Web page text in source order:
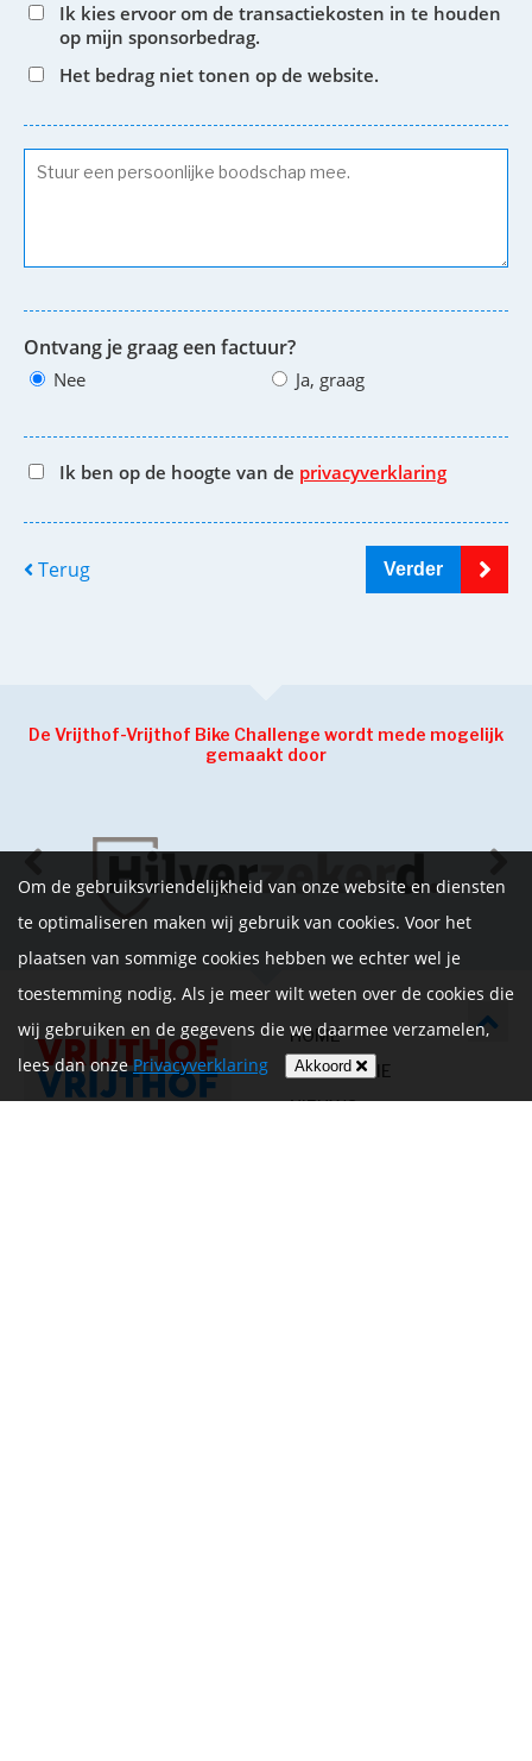
Ik kies ervoor om de transactiekosten in te houden
op mijn sponsorbedrag.
Het bedrag niet tonen op de website.
Ontvang je graag een factuur?
Nee Ja, graag
Ik ben op de hoogte van de privacyverklaring
Terug Verder
De Vrijthof-Vrijthof Bike Challenge wordt mede mogelijk
gemaakt door
HOME
INFORMATIE
NIEUWS
Om de gebruiksvriendelijkheid van onze website en diensten
te optimaliseren maken wij gebruik van cookies. Voor het
plaatsen van sommige cookies hebben we echter wel je
toestemming nodig. Als je meer wilt weten over de cookies die
wij gebruiken en de gegevens die we daarmee verzamelen,
lees dan onzePrivacyverklaring Akkoord